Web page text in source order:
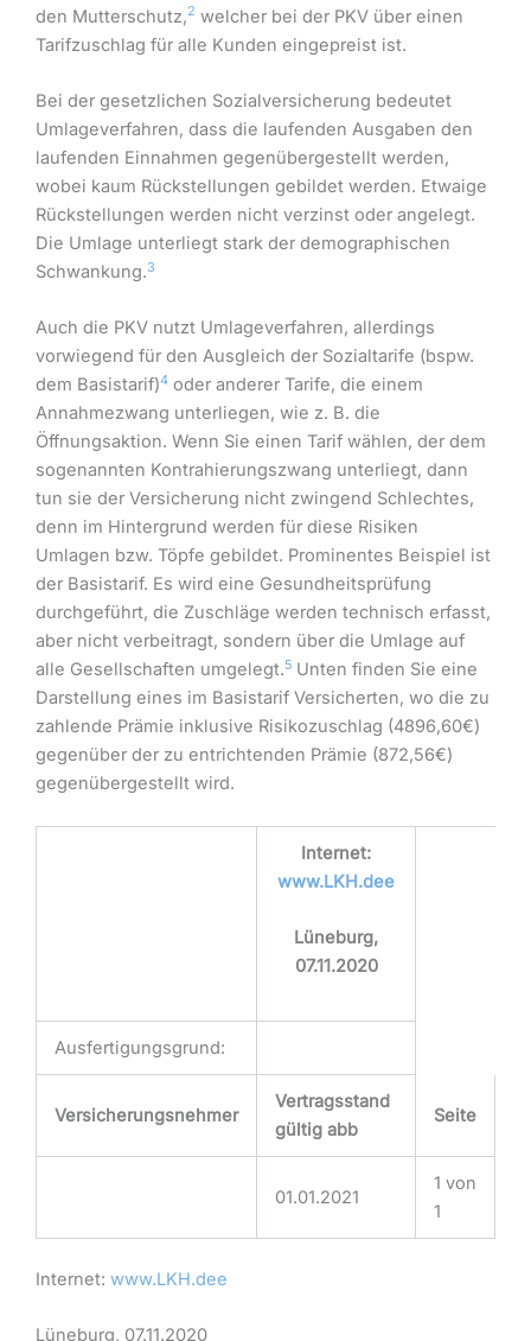
den Mutterschutz,2 welcher bei der PKV über einen
Tarifzuschlag für alle Kunden eingepreist ist.
Bei der gesetzlichen Sozialversicherung bedeutet
Umlageverfahren, dass die laufenden Ausgaben den
laufenden Einnahmen gegenübergestellt werden,
wobei kaum Rückstellungen gebildet werden. Etwaige
Rückstellungen werden nicht verzinst oder angelegt.
Die Umlage unterliegt stark der demographischen
Schwankung.3
Auch die PKV nutzt Umlageverfahren, allerdings
vorwiegend für den Ausgleich der Sozialtarife (bspw.
dem Basistarif)4 oder anderer Tarife, die einem
Annahmezwang unterliegen, wie z. B. die
Öffnungsaktion. Wenn Sie einen Tarif wählen, der dem
sogenannten Kontrahierungszwang unterliegt, dann
tun sie der Versicherung nicht zwingend Schlechtes,
denn im Hintergrund werden für diese Risiken
Umlagen bzw. Töpfe gebildet. Prominentes Beispiel ist
der Basistarif. Es wird eine Gesundheitsprüfung
durchgeführt, die Zuschläge werden technisch erfasst,
aber nicht verbeitragt, sondern über die Umlage auf
alle Gesellschaften umgelegt.5 Unten finden Sie eine
Darstellung eines im Basistarif Versicherten, wo die zu
zahlende Prämie inklusive Risikozuschlag (4896,60€)
gegenüber der zu entrichtenden Prämie (872,56€)
gegenübergestellt wird.
Internet:
www.LKH.dee
Lüneburg,
07.11.2020
Ausfertigungsgrund:
Versicherungsnehmer
Vertragsstand
gültig abb
Seite
01.01.2021
1 von
1
Internet: www.LKH.dee
Lüneburg, 07.11.2020